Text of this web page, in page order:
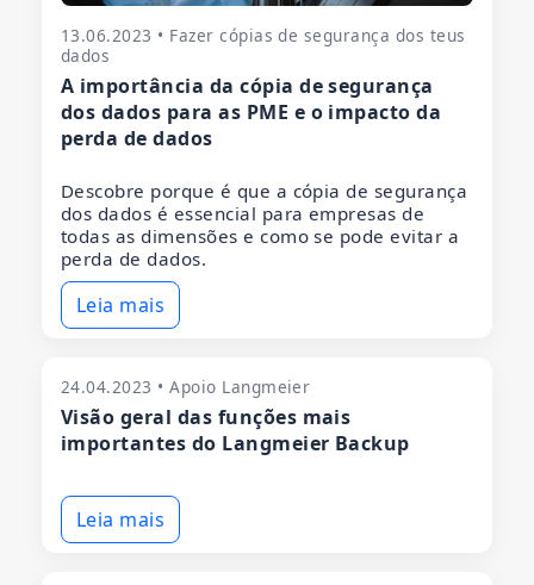
13.06.2023 • Fazer cópias de segurança dos teus
dados
A importância da cópia de segurança
dos dados para as PME e o impacto da
perda de dados
Descobre porque é que a cópia de segurança
dos dados é essencial para empresas de
todas as dimensões e como se pode evitar a
perda de dados.
Leia mais
24.04.2023 • Apoio Langmeier
Visão geral das funções mais
importantes do Langmeier Backup
Leia mais